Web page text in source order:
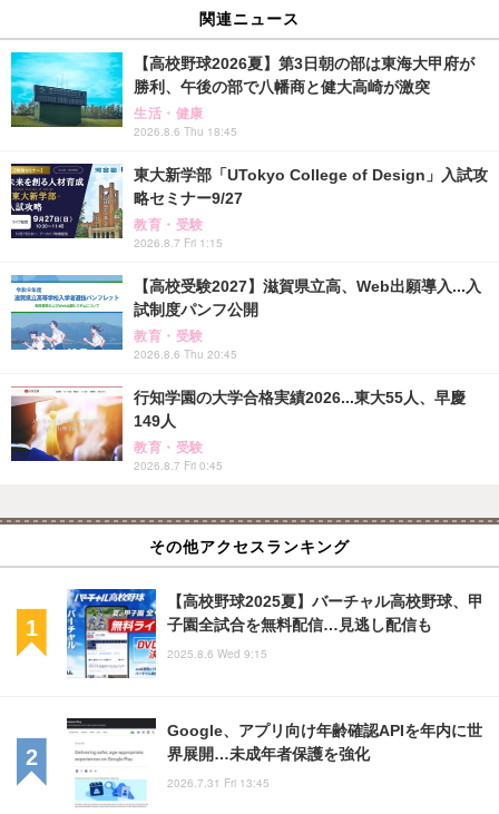
関連ニュース
【高校野球2026夏】第3日朝の部は東海大甲府が
勝利、午後の部で八幡商と健大高崎が激突
生活・健康
2026.8.6 Thu 18:45
東大新学部「UTokyo College of Design」入試攻
略セミナー9/27
教育・受験
2026.8.7 Fri 1:15
【高校受験2027】滋賀県立高、Web出願導入...入
試制度パンフ公開
教育・受験
2026.8.6 Thu 20:45
行知学園の大学合格実績2026...東大55人、早慶
149人
教育・受験
2026.8.7 Fri 0:45
その他アクセスランキング
【高校野球2025夏】バーチャル高校野球、甲
子園全試合を無料配信…見逃し配信も
2025.8.6 Wed 9:15
Google、アプリ向け年齢確認APIを年内に世
界展開…未成年者保護を強化
2026.7.31 Fri 13:45